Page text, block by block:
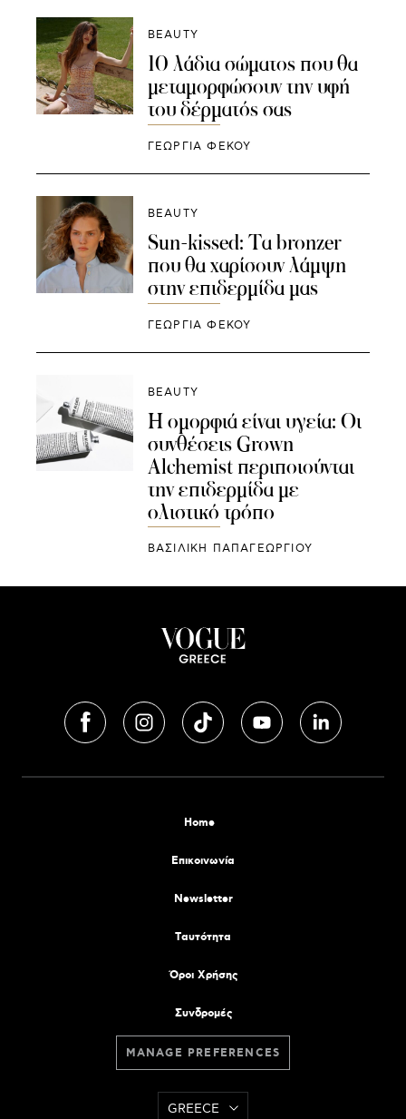
BEAUTY
10 λάδια σώματος που θα
μεταμορφώσουν την υφή
του δέρματός σας
ΓΕΩΡΓΙΑ ΦΕΚΟΥ
BEAUTY
Sun-kissed: Τα bronzer
που θα χαρίσουν λάμψη
στην επιδερμίδα μας
ΓΕΩΡΓΙΑ ΦΕΚΟΥ
BEAUTY
Η ομορφιά είναι υγεία: Οι
συνθέσεις Grown
Alchemist περιποιούνται
την επιδερμίδα με
ολιστικό τρόπο
ΒΑΣΙΛΙΚΗ ΠΑΠΑΓΕΩΡΓΙΟΥ
Home
Επικοινωνία
Newsletter
Tαυτότητα
Όροι Χρήσης
Συνδρομές
MANAGE PREFERENCES
GREECE